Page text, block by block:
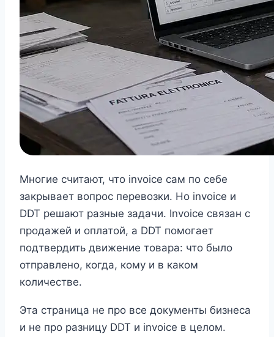
Многие считают, что invoice сам по себе
закрывает вопрос перевозки. Но invoice и
DDT решают разные задачи. Invoice связан с
продажей и оплатой, а DDT помогает
подтвердить движение товара: что было
отправлено, когда, кому и в каком
количестве.
Эта страница не про все документы бизнеса
и не про разницу DDT и invoice в целом.